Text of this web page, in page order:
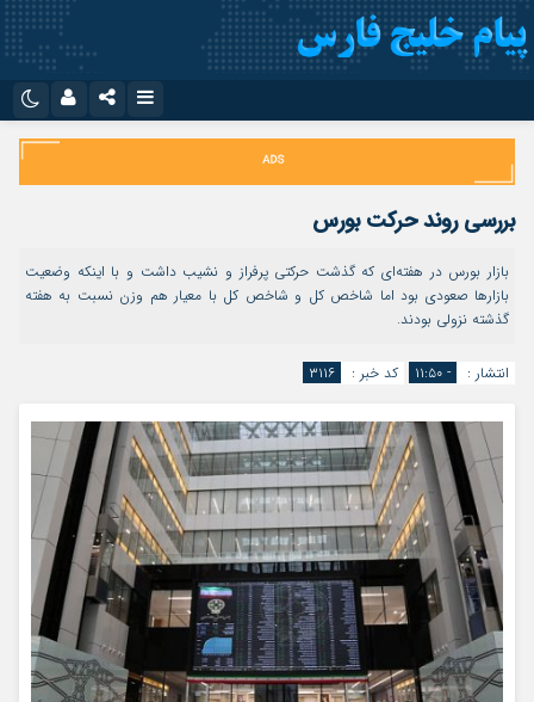
اینستاگرام
تلگرام
سروش
ایتا
آپارات
نام کاربری یا نشانی ایمیل
رمز عبور
مرا به خاطر بسپار
بررسی روند حرکت بورس
بازار بورس در هفته‌ای که گذشت حرکتی پرفراز و نشیب داشت و با اینکه وضعیت
بازارها صعودی بود اما شاخص کل و شاخص کل با معیار هم وزن نسبت به هفته
گذشته نزولی بودند.
انتشار : - ۱۱:۵۰ کد خبر : ۳۱۱۶